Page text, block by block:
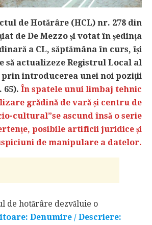
de Hotărâre (HCL) nr. 278 din
de De Mezzo și votat în ședința
a CL, săptămâna în curs, își
să actualizeze Registrul Local al
introducerea unei noi poziții
65). În spatele unui limbaj tehnic
grădină de vară și centru de
cultural”se ascund însă o serie
posibile artificii juridice și
de manipulare a datelor.
de hotărâre dezvăluie o
Denumire / Descriere: